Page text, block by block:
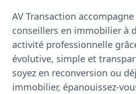
AV Transaction
conseillers en immobilier à
activité professionnelle
évolutive, simple et
soyez en reconversion ou
immobilier, épanouissez-